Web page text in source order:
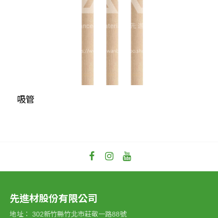
吸管
先進材股份有限公司
地址： 302新竹縣竹北市莊敬一路88號